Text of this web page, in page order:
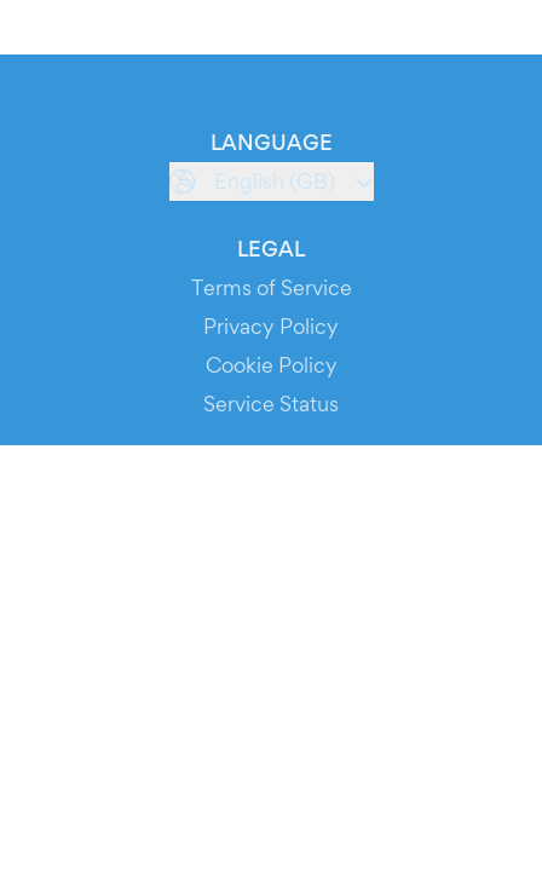
LANGUAGE
English (GB)
LEGAL
Terms of Service
Privacy Policy
Cookie Policy
Service Status